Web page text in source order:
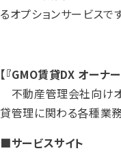
るオプションサービスで
【『GMO賃貸DX オーナ
不動産管理会社向けオ
貸管理に関わる各種業
■サービスサイト